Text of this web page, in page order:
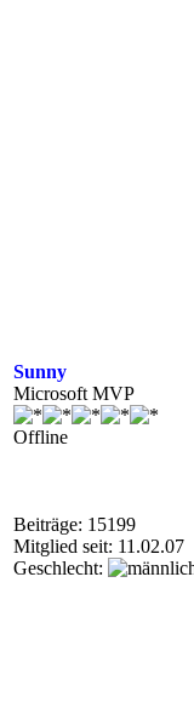
Sunny
Microsoft MVP
Offline
Beiträge: 15199
Mitglied seit: 11.02.07
Geschlecht: